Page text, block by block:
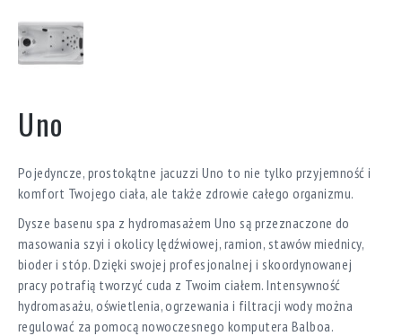
Uno
Pojedyncze, prostokątne jacuzzi Uno to nie tylko przyjemność i
komfort Twojego ciała, ale także zdrowie całego organizmu.
Dysze basenu spa z hydromasażem Uno są przeznaczone do
masowania szyi i okolicy lędźwiowej, ramion, stawów miednicy,
bioder i stóp. Dzięki swojej profesjonalnej i skoordynowanej
pracy potrafią tworzyć cuda z Twoim ciałem. Intensywność
hydromasażu, oświetlenia, ogrzewania i filtracji wody można
regulować za pomocą nowoczesnego komputera Balboa.